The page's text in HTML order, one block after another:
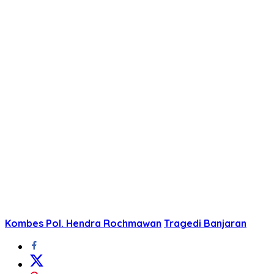
Kombes Pol. Hendra Rochmawan Tragedi Banjaran